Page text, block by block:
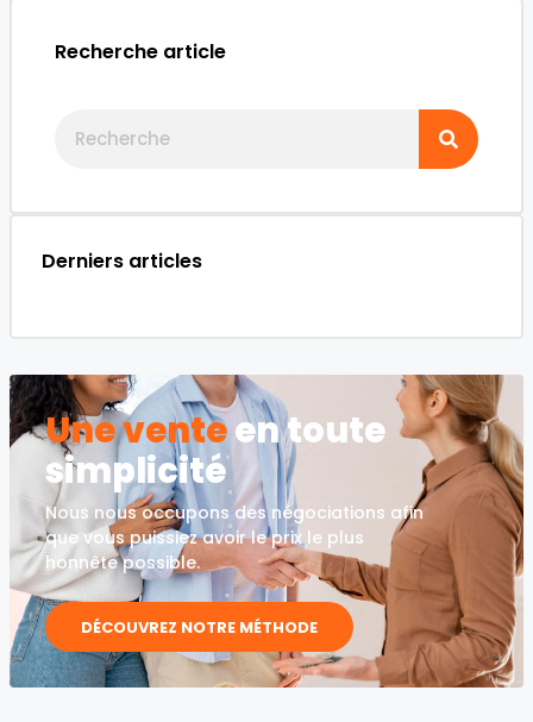
Recherche article
Derniers articles
Une venteen toute
simplicité
Nous nous occupons des négociations afin
que vous puissiez avoir le prix le plus
honnête possible.
DÉCOUVREZ NOTRE MÉTHODE